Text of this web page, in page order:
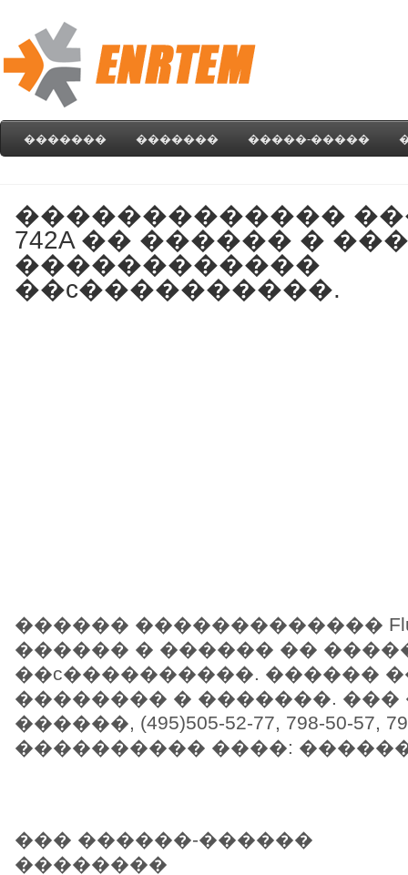
������� ������� �����-�����
�������������
742A �� ������ �
������������
��c����������.
������ �������������
������ � ������ ��
��c����������. ������
�������� � �������. ���
������, (495)505-52-77, 798-50-57,
���������� ����:
��� ������-������
��������